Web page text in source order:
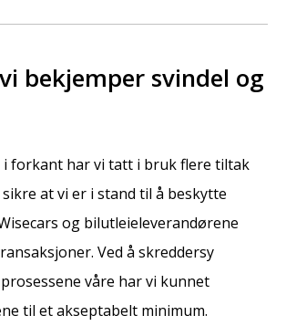
bekjemper svindel og
i forkant har vi tatt i bruk flere tiltak
at vi er i stand til å beskytte
og bilutleieleverandørene
Ved å skreddersy
våre har vi kunnet
til et akseptabelt minimum.